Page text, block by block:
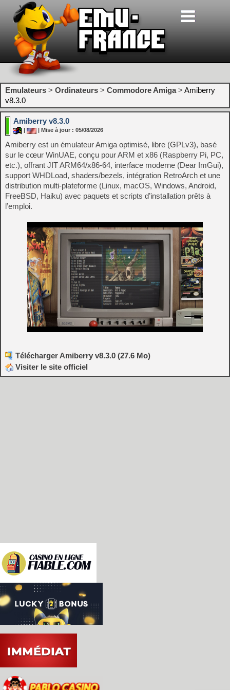
Emulateurs > Ordinateurs > Commodore Amiga> Amiberry
v8.3.0
Amiberry v8.3.0
| Mise à jour : 05/08/2026
Amiberry est un émulateur Amiga optimisé, libre (GPLv3), basé
sur le cœur WinUAE, conçu pour ARM et x86 (Raspberry Pi, PC,
etc.), offrant JIT ARM64/x86-64, interface moderne (Dear ImGui),
support WHDLoad, shaders/bezels, intégration RetroArch et une
distribution multi‑plateforme (Linux, macOS, Windows, Android,
FreeBSD, Haiku) avec paquets et scripts d’installation prêts à
l’emploi.
Télécharger Amiberry v8.3.0 (27.6 Mo)
Visiter le site officiel